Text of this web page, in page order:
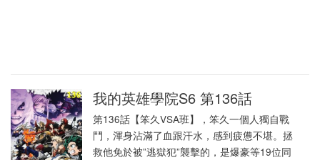
我的英雄學院S6 第136話
第136話【笨久VSA班】，笨久一個人獨自戰
鬥，渾身沾滿了血跟汗水，感到疲憊不堪。拯
救他免於被”逃獄犯”襲擊的，是爆豪等19位同